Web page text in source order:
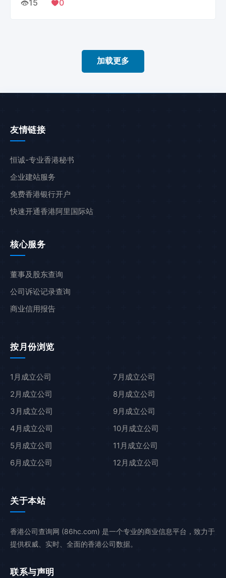
15
0
加载更多
友情链接
恒诚-专业香港秘书
企业建站服务
免费香港银行开户
快速开通香港阿里国际站
核心服务
董事及股东查询
公司诉讼记录查询
商业信用报告
按月份浏览
1月成立公司
2月成立公司
3月成立公司
4月成立公司
5月成立公司
6月成立公司
7月成立公司
8月成立公司
9月成立公司
10月成立公司
11月成立公司
12月成立公司
关于本站
香港公司查询网 (86hc.com) 是一个专业的商业信息平台，致力于
提供权威、实时、全面的香港公司数据。
联系与声明